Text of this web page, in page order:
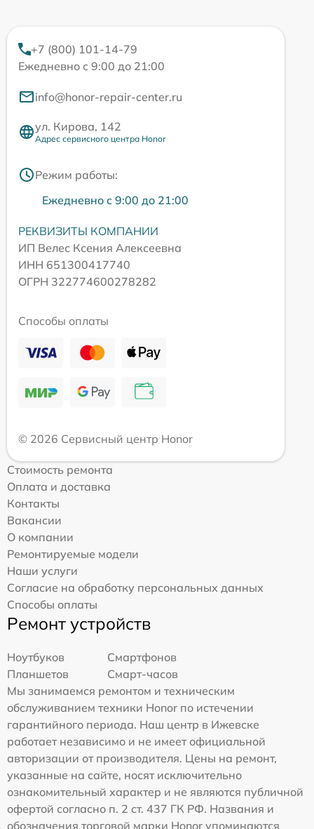
+7 (800) 101-14-79
Ежедневно с 9:00 до 21:00
info@honor-repair-center.ru
ул. Кирова, 142
Адрес сервисного центра Honor
Режим работы:
Ежедневно с 9:00 до 21:00
РЕКВИЗИТЫ КОМПАНИИ
ИП Велес Ксения Алексеевна
ИНН 651300417740
ОГРН 322774600278282
Способы оплаты
© 2026 Сервисный центр Honor
Стоимость ремонта
Оплата и доставка
Контакты
Вакансии
О компании
Ремонтируемые модели
Наши услуги
Согласие на обработку персональных данных
Способы оплаты
Ремонт устройств
Ноутбуков
Смартфонов
Планшетов
Смарт-часов
Мы занимаемся ремонтом и техническим
обслуживанием техники Honor по истечении
гарантийного периода. Наш центр в Ижевске
работает независимо и не имеет официальной
авторизации от производителя. Цены на ремонт,
указанные на сайте, носят исключительно
ознакомительный характер и не являются публичной
офертой согласно п. 2 ст. 437 ГК РФ. Названия и
обозначения торговой марки Honor упоминаются